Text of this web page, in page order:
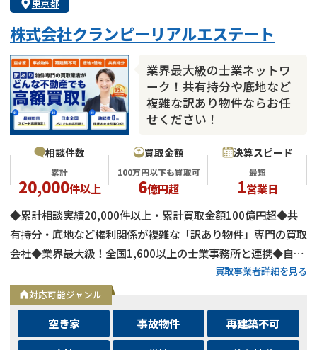
任意売却
アンケート調査
東京都
株式会社クランピーリアルエステート
業界最大級の士業ネットワ
ーク！共有持分や底地など
複雑な訳あり物件ならお任
せください！
相談件数
累計
20,000件以上
買取金額
100万円以下も買取可
6億円超
決算スピード
最短
1営業日
◆累計相談実績20,000件以上・累計買取金額100億円超◆共
有持分・底地など権利関係が複雑な「訳あり物件」専門の買取
会社◆業界最大級！全国1,600以上の士業事務所と連携◆自己
資金による買取のため、融資審査を待たず最短即日で決済可能
◆士業事務所や大手不動産会社からの相談実績も多数
買取事業者詳細を見る
対応可能ジャンル
空き家 事故物件
再建築不可